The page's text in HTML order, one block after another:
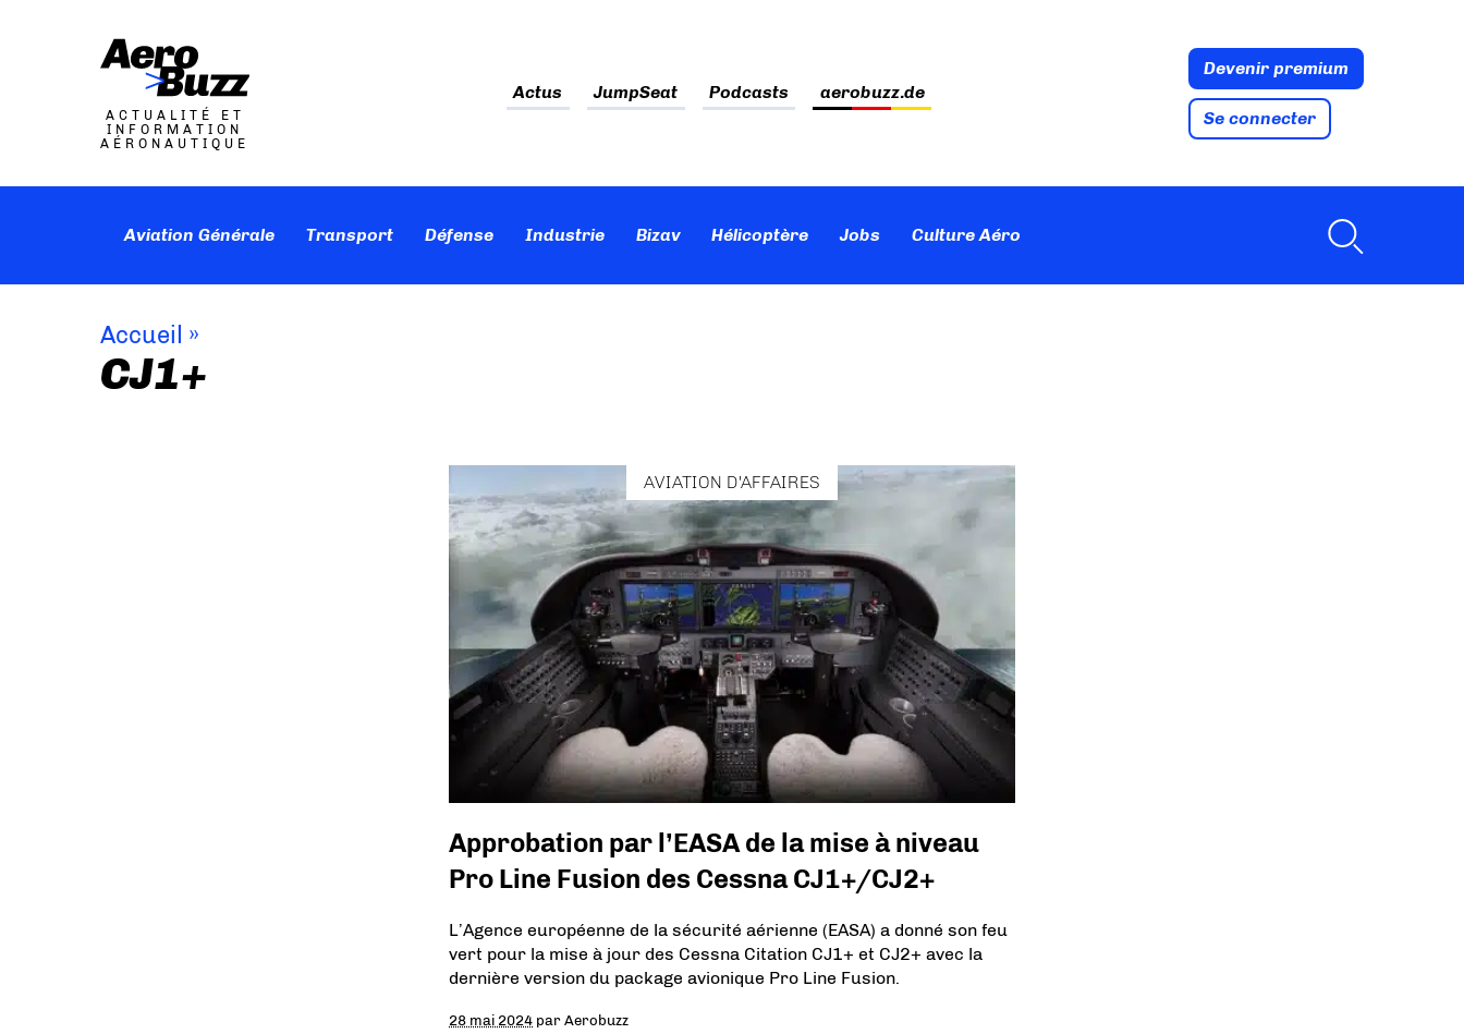
ACTUALITÉ ET
INFORMATION
AÉRONAUTIQUE
Actus JumpSeat Podcasts aerobuzz.de
Devenir premium
Se connecter
Aviation Générale Transport Défense Industrie Bizav Hélicoptère Jobs Culture Aéro
Accueil »
CJ1+
AVIATION D'AFFAIRES
Approbation par l’EASA de la mise à niveau
Pro Line Fusion des Cessna CJ1+/CJ2+
L’Agence européenne de la sécurité aérienne (EASA) a donné son feu
vert pour la mise à jour des Cessna Citation CJ1+ et CJ2+ avec la
dernière version du package avionique Pro Line Fusion.
28 mai 2024 parAerobuzz